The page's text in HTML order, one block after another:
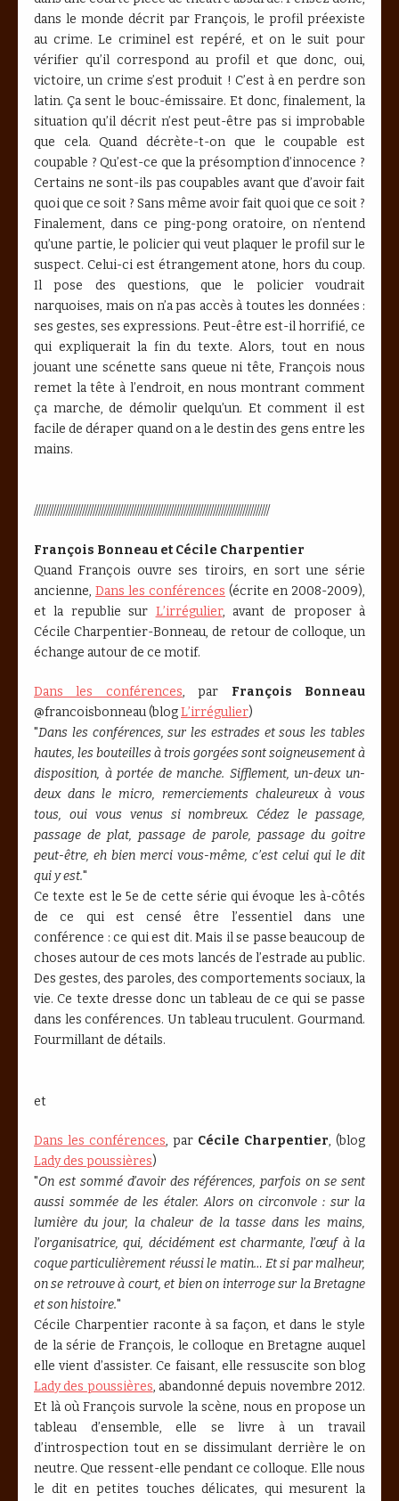
dans le monde décrit par François, le profil préexiste
au crime. Le criminel est repéré, et on le suit pour
vérifier qu’il correspond au profil et que donc, oui,
victoire, un crime s’est produit ! C’est à en perdre son
latin. Ça sent le bouc-émissaire. Et donc, finalement, la
situation qu’il décrit n’est peut-être pas si improbable
que cela. Quand décrète-t-on que le coupable est
coupable ? Qu’est-ce que la présomption d’innocence ?
Certains ne sont-ils pas coupables avant que d’avoir fait
quoi que ce soit ? Sans même avoir fait quoi que ce soit ?
Finalement, dans ce ping-pong oratoire, on n’entend
qu’une partie, le policier qui veut plaquer le profil sur le
suspect. Celui-ci est étrangement atone, hors du coup.
Il pose des questions, que le policier voudrait
narquoises, mais on n’a pas accès à toutes les données :
ses gestes, ses expressions. Peut-être est-il horrifié, ce
qui expliquerait la fin du texte. Alors, tout en nous
jouant une scénette sans queue ni tête, François nous
remet la tête à l’endroit, en nous montrant comment
ça marche, de démolir quelqu’un. Et comment il est
facile de déraper quand on a le destin des gens entre les
mains.
////////////////////////////////////////////////////////////////////////////////////////
François Bonneau et Cécile Charpentier
Quand François ouvre ses tiroirs, en sort une série
ancienne, Dans les conférences (écrite en 2008-2009),
et la republie sur L’irrégulier, avant de proposer à
Cécile Charpentier-Bonneau, de retour de colloque, un
échange autour de ce motif.
Dans les conférences, par François Bonneau
@francoisbonneau (blogL’irrégulier)
"Dans les conférences, sur les estrades et sous les tables
hautes, les bouteilles à trois gorgées sont soigneusement à
disposition, à portée de manche. Sifflement, un-deux un-
deux dans le micro, remerciements chaleureux à vous
tous, oui vous venus si nombreux. Cédez le passage,
passage de plat, passage de parole, passage du goitre
peut-être, eh bien merci vous-même, c’est celui qui le dit
qui y est."
Ce texte est le 5e de cette série qui évoque les à-côtés
de ce qui est censé être l’essentiel dans une
conférence : ce qui est dit. Mais il se passe beaucoup de
choses autour de ces mots lancés de l’estrade au public.
Des gestes, des paroles, des comportements sociaux, la
vie. Ce texte dresse donc un tableau de ce qui se passe
dans les conférences. Un tableau truculent. Gourmand.
Fourmillant de détails.
et
Dans les conférences, par Cécile Charpentier, (blog
Lady des poussières)
"On est sommé d’avoir des références, parfois on se sent
aussi sommée de les étaler. Alors on circonvole : sur la
lumière du jour, la chaleur de la tasse dans les mains,
l’organisatrice, qui, décidément est charmante, l’œuf à la
coque particulièrement réussi le matin… Et si par malheur,
on se retrouve à court, et bien on interroge sur la Bretagne
et son histoire."
Cécile Charpentier raconte à sa façon, et dans le style
de la série de François, le colloque en Bretagne auquel
elle vient d’assister. Ce faisant, elle ressuscite son blog
Lady des poussières, abandonné depuis novembre 2012.
Et là où François survole la scène, nous en propose un
tableau d’ensemble, elle se livre à un travail
d’introspection tout en se dissimulant derrière le on
neutre. Que ressent-elle pendant ce colloque. Elle nous
le dit en petites touches délicates, qui mesurent la